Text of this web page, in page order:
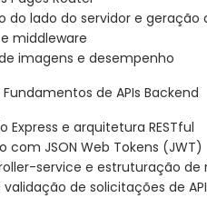
do lado do servidor e geração
middleware
imagens e desempenho
Fundamentos de APIs Backend
Express e arquitetura RESTful
com JSON Web Tokens (JWT)
service e estruturação de
de solicitações de API